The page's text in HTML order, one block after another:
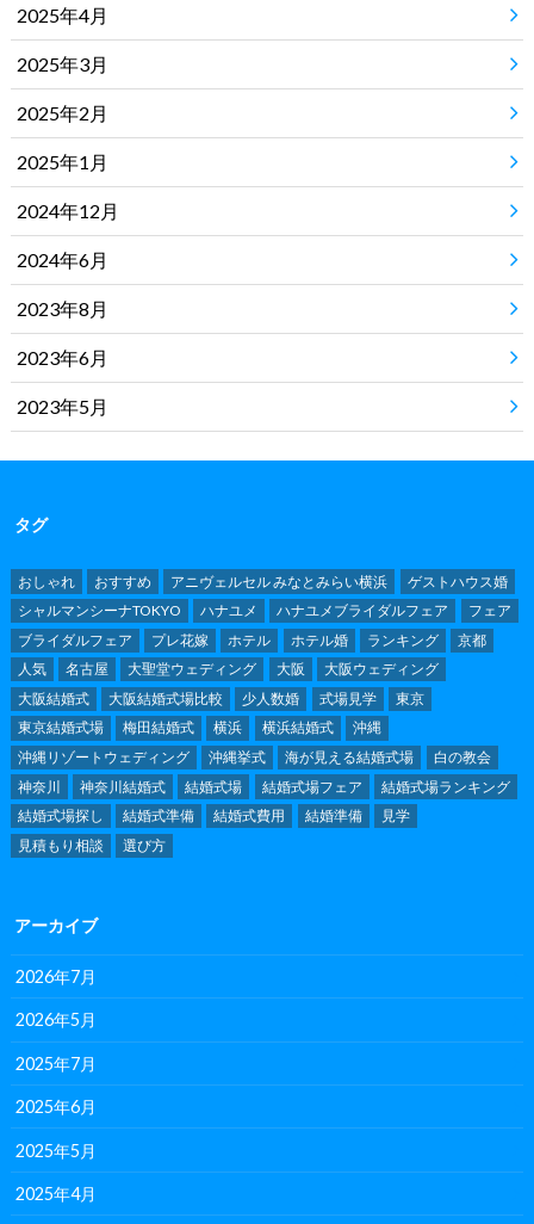
2025年4月
2025年3月
2025年2月
2025年1月
2024年12月
2024年6月
2023年8月
2023年6月
2023年5月
タグ
おしゃれ おすすめ アニヴェルセル みなとみらい横浜
ゲストハウス婚
シャルマンシーナTOKYO
ハナユメ ハナユメブライダルフェア
フェア
ブライダルフェア
プレ花嫁 ホテル ホテル婚 ランキング
京都
人気
名古屋 大聖堂ウェディング 大阪
大阪ウェディング
大阪結婚式
大阪結婚式場比較 少人数婚 式場見学
東京
東京結婚式場
梅田結婚式 横浜 横浜結婚式
沖縄
沖縄リゾートウェディング
沖縄挙式 海が見える結婚式場
白の教会
神奈川
神奈川結婚式 結婚式場 結婚式場フェア
結婚式場ランキング
結婚式場探し
結婚式準備 結婚式費用 結婚準備
見学
見積もり相談
選び方
アーカイブ
2026年7月
2026年5月
2025年7月
2025年6月
2025年5月
2025年4月